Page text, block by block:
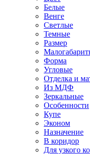
Белые
Венге
Светлые
Темные
Размер
Форма
Угловые
Отделка и
Из МДФ
Зеркальные
Особенности
Купе
Эконом
Назначение
В коридор
Для узкого